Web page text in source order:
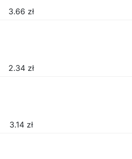
3.66 zł
2.34 zł
3.14 zł